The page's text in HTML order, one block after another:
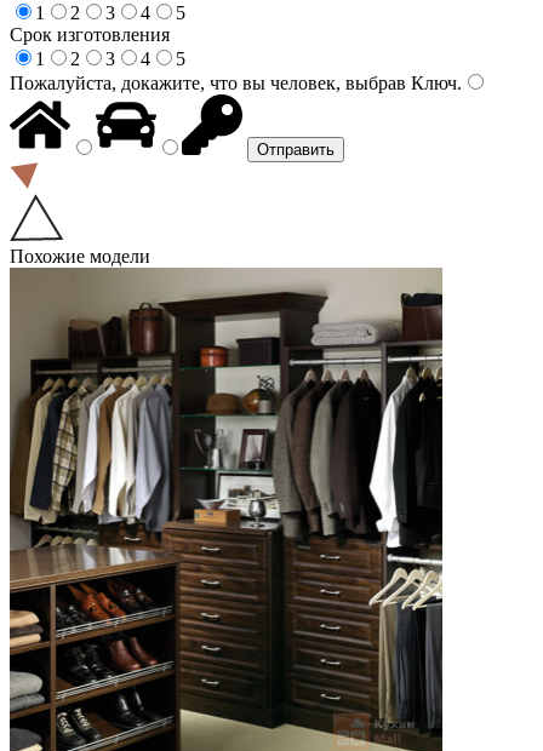
1
2 3 4
5
Срок изготовления
1
2 3 4
5
Пожалуйста, докажите, что вы человек, выбрав Ключ.
Похожие модели